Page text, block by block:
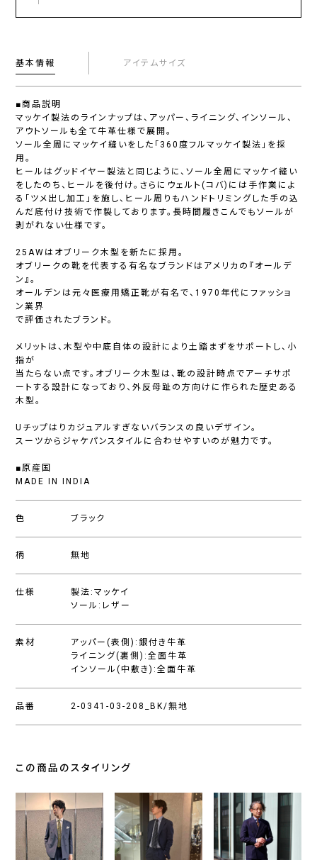
基本情報 アイテムサイズ
■商品説明
マッケイ製法のラインナップは、アッパー、ライニング、インソール、
アウトソールも全て牛革仕様で展開。
ソール全周にマッケイ縫いをした「360度フルマッケイ製法」を採
用。
ヒールはグッドイヤー製法と同じように、ソール全周にマッケイ縫い
をしたのち、ヒールを後付け。さらにウェルト(コバ)には手作業によ
る「ツメ出し加工」を施し、ヒール周りもハンドトリミングした手の込
んだ底付け技術で作製しております。長時間履きこんでもソールが
剥がれない仕様です。
25AWはオブリーク木型を新たに採用。
オブリークの靴を代表する有名なブランドはアメリカの『オールデ
ン』。
オールデンは元々医療用矯正靴が有名で、1970年代にファッショ
ン業界
で評価されたブランド。
メリットは、木型や中底自体の設計により土踏まずをサポートし、小
指が
当たらない点です。オブリーク木型は、靴の設計時点でアーチサポ
ートする設計になっており、外反母趾の方向けに作られた歴史ある
木型。
Uチップはりカジュアルすぎないバランスの良いデザイン。
スーツからジャケパンスタイルに合わせやすいのが魅力です。
■原産国
MADE IN INDIA
色 ブラック
柄 無地
仕様
製法:マッケイ
ソール:レザー
素材
アッパー(表側):銀付き牛革
ライニング(裏側):全面牛革
インソール(中敷き):全面牛革
品番 2-0341-03-208_BK/無地
この商品のスタイリング